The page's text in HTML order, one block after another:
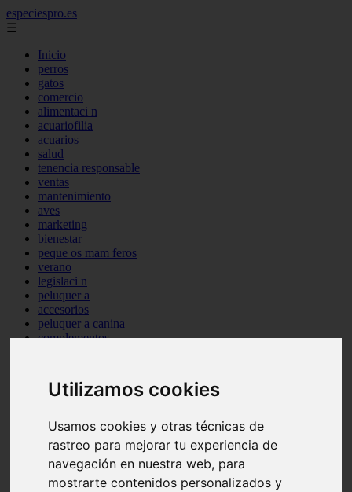
Utilizamos cookies
Usamos cookies y otras técnicas de
rastreo para mejorar tu experiencia de
navegación en nuestra web, para
mostrarte contenidos personalizados y
especiespro.es
☰
Inicio
perros
gatos
comercio
alimentaci n
acuariofilia
acuarios
salud
tenencia responsable
ventas
mantenimiento
aves
marketing
bienestar
peque os mam feros
verano
legislaci n
peluquer a
accesorios
peluquer a canina
complementos
protagonistas
reptiles
adopci n
higiene
snacks
acuario